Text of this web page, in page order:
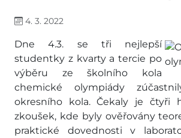
4. 3. 2022
Dne 4.3. se tři nejlepší
studentky z kvarty a tercie po
výběru ze školního kola
chemické olympiády
okresního kola. Čekaly je čtyři
zkoušek, kde byly ověřovány
praktické dovednosti v